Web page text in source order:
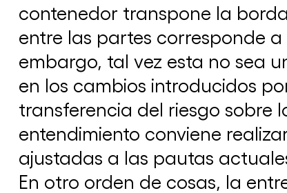
contenedor transpone la
entre las partes corresponde
embargo, tal vez esta no sea
en los cambios introducidos
transferencia del riesgo sobre
entendimiento conviene
ajustadas a las pautas
En otro orden de cosas, la